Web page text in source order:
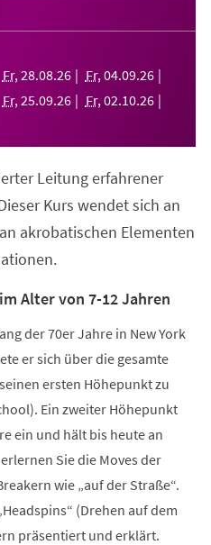
Fr, 28.08.26 Fr, 04.09.26
Fr, 25.09.26 Fr, 02.10.26
Leitung erfahrener
Kurs wendet sich an
akrobatischen Elementen
Alter von 7-12 Jahren
der 70er Jahre in New York
er sich über die gesamte
ersten Höhepunkt zu
Ein zweiter Höhepunkt
ein und hält bis heute an
Sie die Moves der
wie „auf der Straße“.
(Drehen auf dem
präsentiert und erklärt.